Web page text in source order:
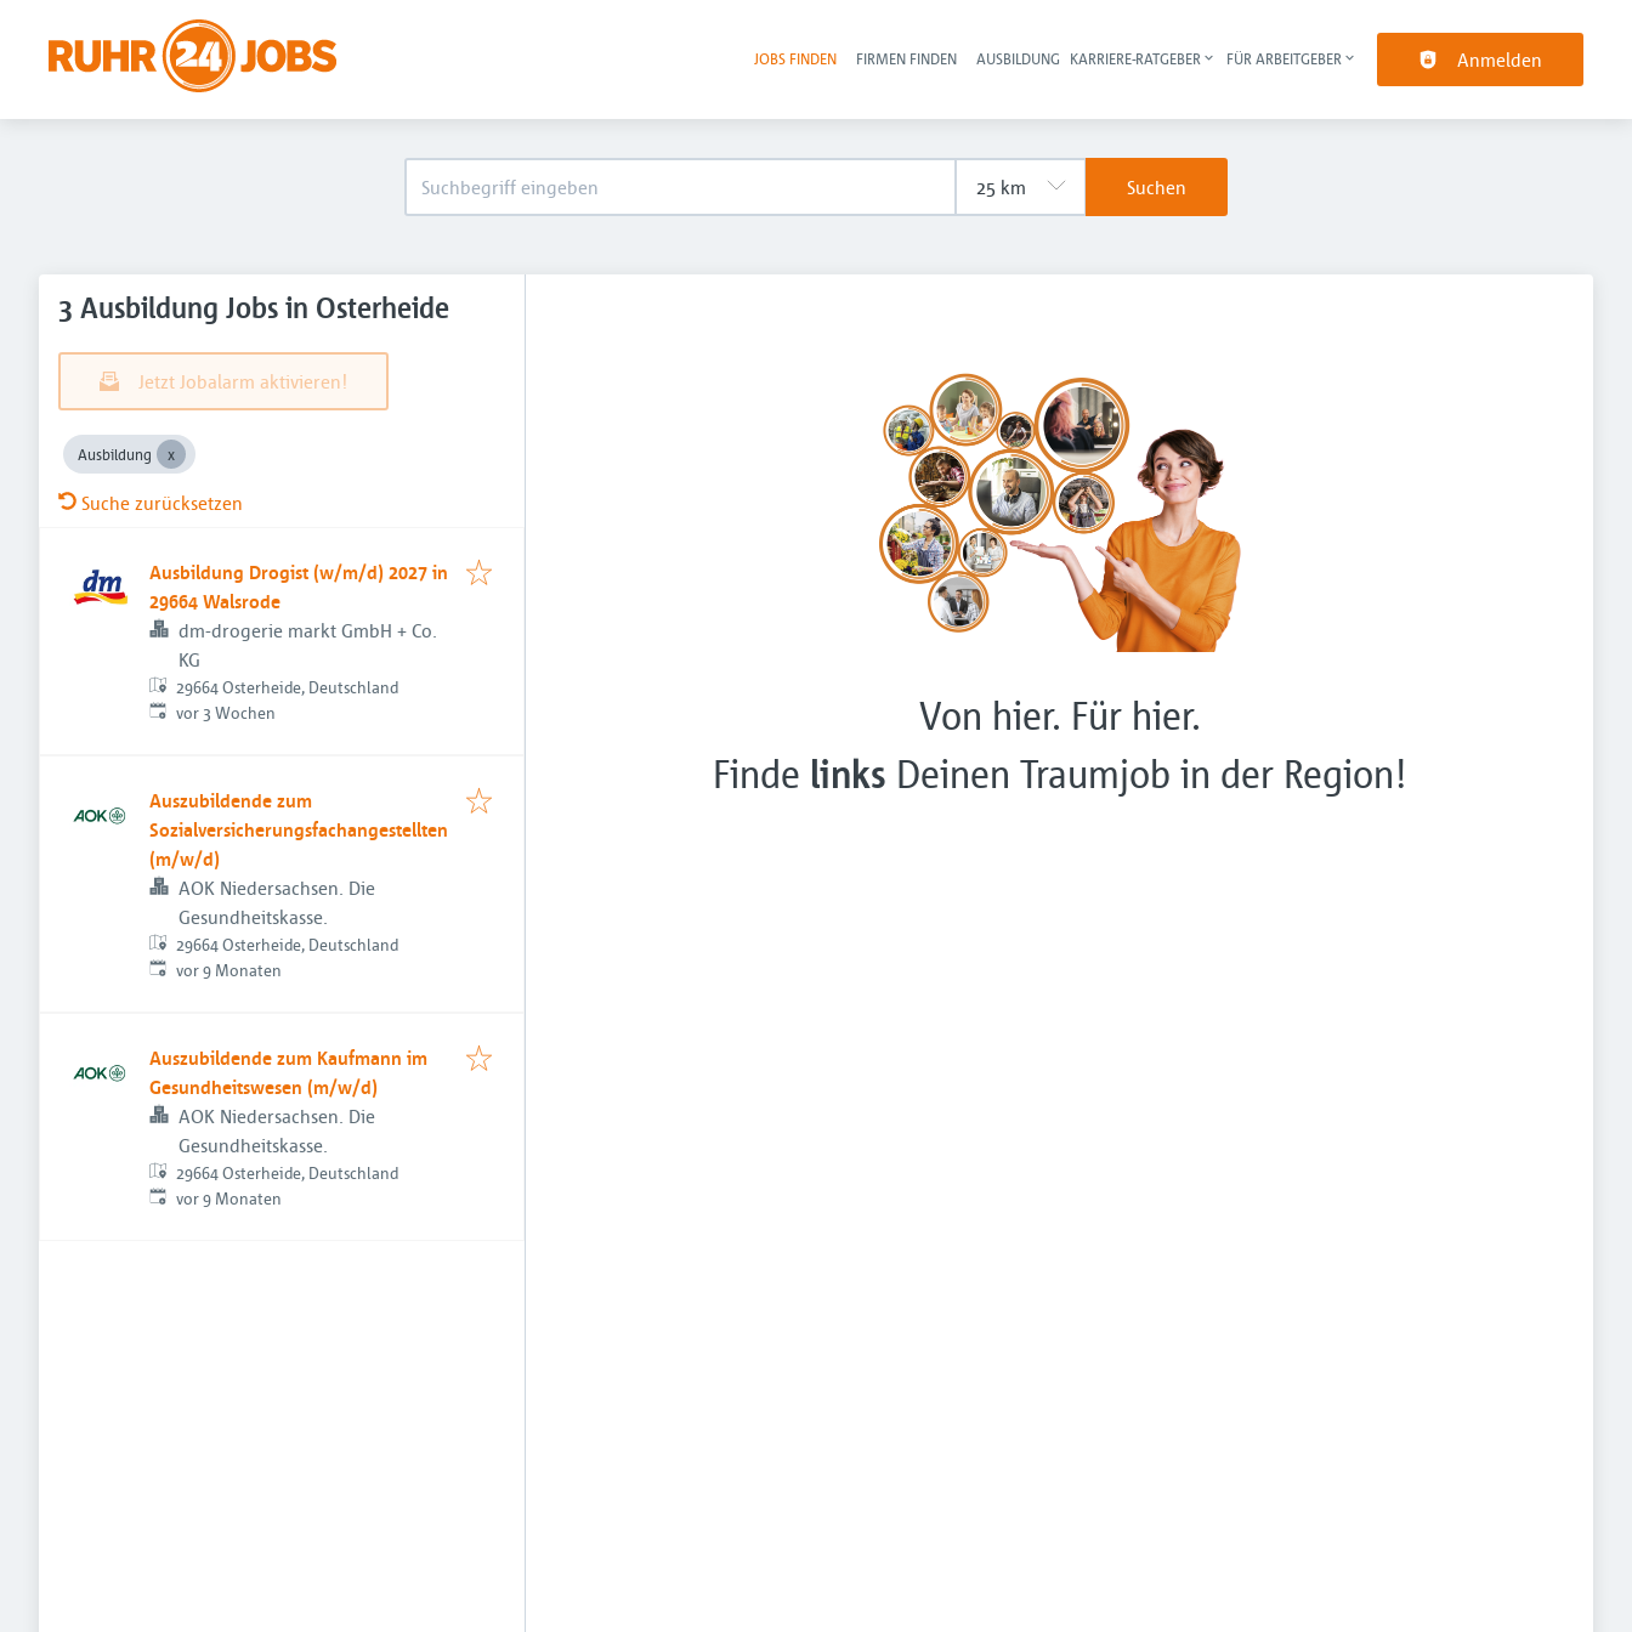
Haupt-Navigation
JOBS FINDEN FIRMEN FINDEN AUSBILDUNG KARRIERE-RATGEBER FÜR ARBEITGEBER Anmelden
Suchen
3 Ausbildung Jobs in Osterheide
Jetzt Jobalarm aktivieren!
Ausbildung
Suche zurücksetzen
Ausbildung Drogist (w/m/d) 2027 in
29664 Walsrode
dm-drogerie markt GmbH + Co.
KG
29664 Osterheide, Deutschland
Veröffentlicht:
vor 3 Wochen
Auszubildende zum
Sozialversicherungsfachangestellten
(m/w/d)
AOK Niedersachsen. Die
Gesundheitskasse.
29664 Osterheide, Deutschland
Veröffentlicht:
vor 9 Monaten
Auszubildende zum Kaufmann im
Gesundheitswesen (m/w/d)
AOK Niedersachsen. Die
Gesundheitskasse.
29664 Osterheide, Deutschland
Veröffentlicht:
vor 9 Monaten
Von hier. Für hier.
Finde links Deinen Traumjob in der Region!